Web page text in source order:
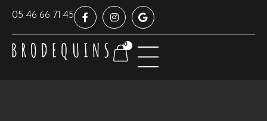
05 46 66 71 45
0
Panneau de gestion des cookies